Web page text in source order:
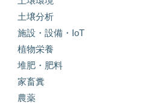
土壌分析
施設・設備・IoT
植物栄養
堆肥・肥料
家畜糞
農薬